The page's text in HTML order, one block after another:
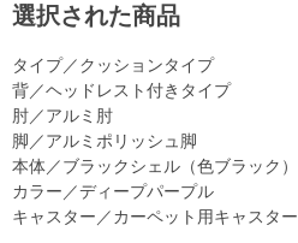
選択された商品
タイプ／クッションタイプ
背／ヘッドレスト付きタイプ
肘／アルミ肘
脚／アルミポリッシュ脚
本体／ブラックシェル（色ブラック）
カラー／ディープパープル
キャスター／カーペット用キャスター